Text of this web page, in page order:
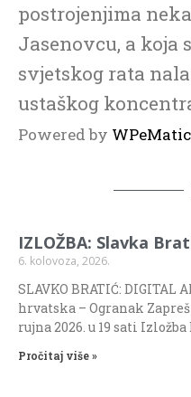
postrojenjima
Jasenovcu, a koja
svjetskog rata
ustaškog
Powered by
IZLOŽBA: Slavka
6. kolovoza, 2026.
SLAVKO BRATIĆ: DIGITAL
hrvatska – Ogranak
rujna 2026. u 19 sati
Pročitaj više »